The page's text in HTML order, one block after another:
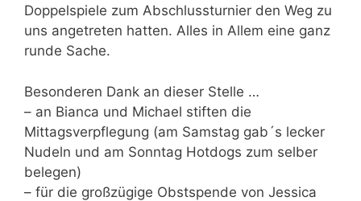
Doppelspiele zum Abschlussturnier den Weg zu
uns angetreten hatten. Alles in Allem eine ganz
runde Sache.
Besonderen Dank an dieser Stelle …
– an Bianca und Michael stiften die
Mittagsverpflegung (am Samstag gab´s lecker
Nudeln und am Sonntag Hotdogs zum selber
belegen)
– für die großzügige Obstspende von Jessica